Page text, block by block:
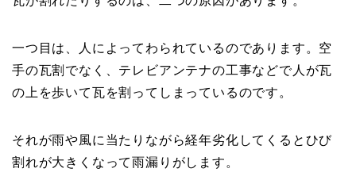
一つ目は、人によってわられているのであります。空
手の瓦割でなく、テレビアンテナの工事などで人が瓦
の上を歩いて瓦を割ってしまっているのです。
それが雨や風に当たりながら経年劣化してくるとひび
割れが大きくなって雨漏りがします。